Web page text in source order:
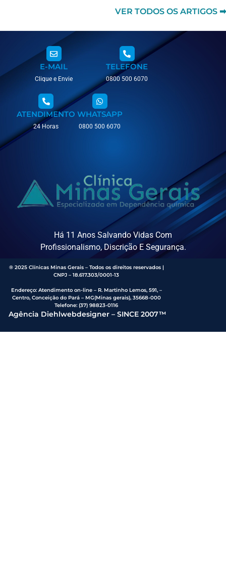
VER TODOS OS ARTIGOS ➡
E-MAIL
Clique e Envie
TELEFONE
0800 500 6070
ATENDIMENTO
24 Horas
WHATSAPP
0800 500 6070
Há 11 Anos Salvando Vidas Com
Profissionalismo, Discrição E Segurança.
® 2025 Clínicas Minas Gerais – Todos os direitos reservados |
CNPJ – 18.617.303/0001-13
Endereço: Atendimento on-line – R. Martinho Lemos, 591, –
Centro, Conceição do Pará – MG(Minas gerais), 35668-000
Telefone:(37) 98823-0116
Agência Diehlwebdesigner – SINCE 2007™